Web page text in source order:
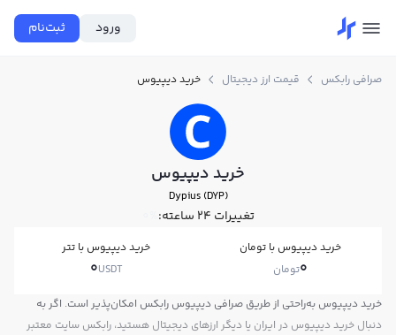
ورود ثبت‌نام
صرافی رابکس قیمت ارز دیجیتال خرید دیپیوس
خرید دیپیوس
Dypius (DYP)
تغییرات ۲۴ ساعته: 0%
خرید دیپیوس با تومان
0تومان
خرید دیپیوس با تتر
0USDT
خرید دیپیوس به‌راحتی از طریق صرافی دیپیوس رابکس امکان‌پذیر است. اگر به
دنبال خرید دیپیوس در ایران یا دیگر ارزهای دیجیتال هستید، رابکس سایت معتبر